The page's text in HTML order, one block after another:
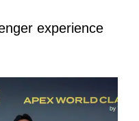
experience